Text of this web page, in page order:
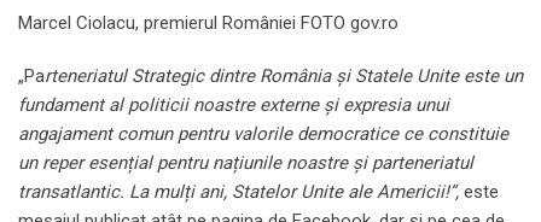
Marcel Ciolacu, premierul României FOTO gov.ro
„Parteneriatul Strategic dintre România și Statele Unite este un
fundament al politicii noastre externe și expresia unui
angajament comun pentru valorile democratice ce constituie
un reper esențial pentru națiunile noastre și parteneriatul
transatlantic. La mulți ani, Statelor Unite ale Americii!”, este